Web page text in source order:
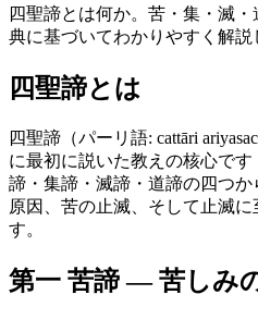
四聖諦とは何か。苦・集・滅
典に基づいてわかりやすく解説
四聖諦とは
四聖諦（パーリ語: cattāri
に最初に説いた教えの核心です
諦・集諦・滅諦・道諦の四つ
原因、苦の止滅、そして止滅
す。
第一 苦諦 — 苦しみ